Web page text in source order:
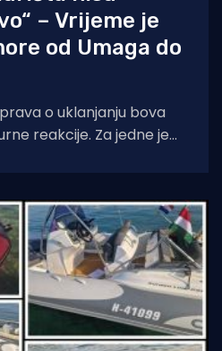
– Vrijeme je
od Umaga do
o uklanjanju bova
reakcije. Za jedne je